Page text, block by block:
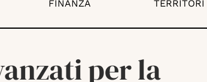
FINANZA TERRITORI
per la